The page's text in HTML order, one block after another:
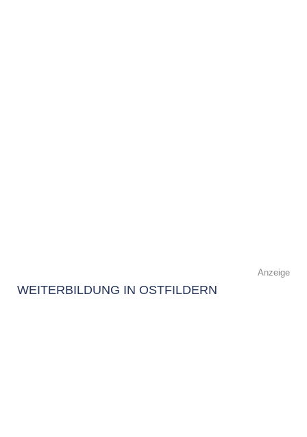
Anzeige
WEITERBILDUNG IN OSTFILDERN